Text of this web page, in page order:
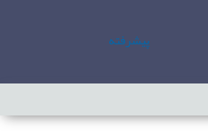
پیشرفته